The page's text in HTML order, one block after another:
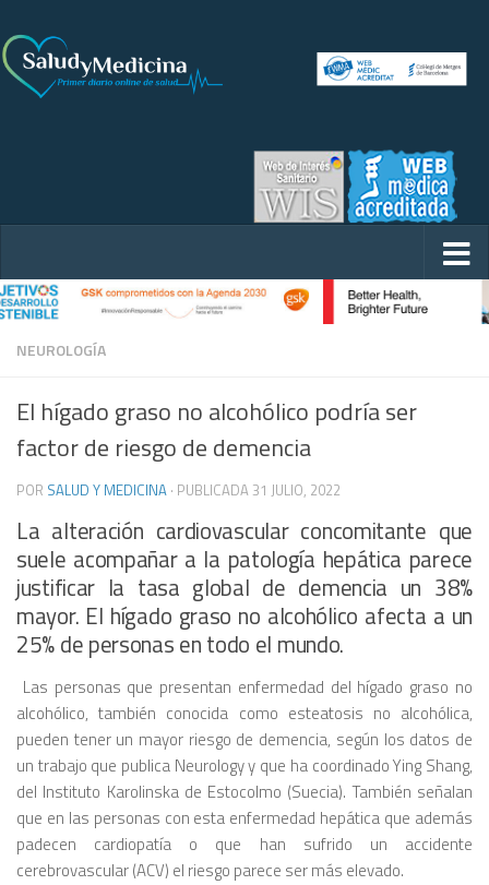
NEUROLOGÍA
El hígado graso no alcohólico podría ser
factor de riesgo de demencia
POR SALUD Y MEDICINA · PUBLICADA 31 JULIO, 2022
La alteración cardiovascular concomitante que
suele acompañar a la patología hepática parece
justificar la tasa global de demencia un 38%
mayor. El hígado graso no alcohólico afecta a un
25% de personas en todo el mundo.
Las personas que presentan enfermedad del hígado graso no
alcohólico, también conocida como esteatosis no alcohólica,
pueden tener un mayor riesgo de demencia, según los datos de
un trabajo que publica Neurology y que ha coordinado Ying Shang,
del Instituto Karolinska de Estocolmo (Suecia). También señalan
que en las personas con esta enfermedad hepática que además
padecen cardiopatía o que han sufrido un accidente
cerebrovascular (ACV) el riesgo parece ser más elevado.